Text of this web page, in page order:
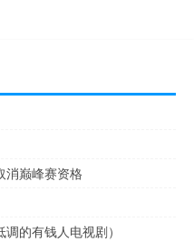
消巅峰赛资格
的有钱人电视剧）